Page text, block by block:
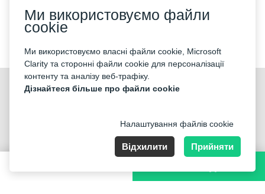
©2026 «Mticket Sp. z o.o.» Всі права захищені
Ми використовуємо файли
cookie
Ми використовуємо власні файли cookie, Microsoft
Clarity та сторонні файли cookie для персоналізації
контенту та аналізу веб-трафіку.
Дізнайтеся більше про файли cookie
Налаштування файлів cookie
Відхилити Прийняти